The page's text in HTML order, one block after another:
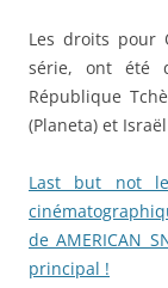
Les droits pour
série, ont été
République
(Planeta) et
Last but not
de AMERICAN
principal !